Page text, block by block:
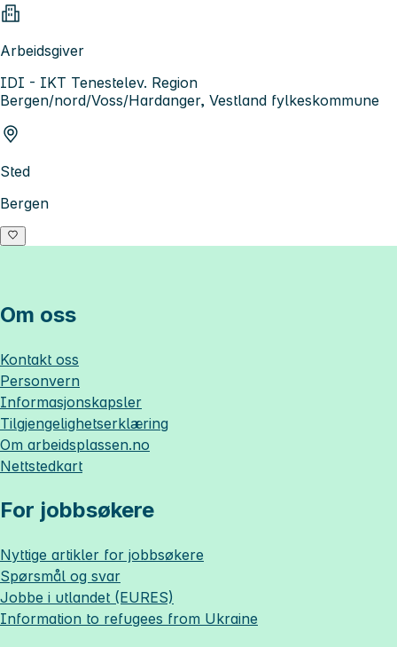
Arbeidsgiver
IDI - IKT Tenestelev. Region
Bergen/nord/Voss/Hardanger, Vestland fylkeskommune
Sted
Bergen
Om oss
Kontakt oss
Personvern
Informasjonskapsler
Tilgjengelighetserklæring
Om arbeidsplassen.no
Nettstedkart
For jobbsøkere
Nyttige artikler for jobbsøkere
Spørsmål og svar
Jobbe i utlandet (EURES)
Information to refugees from Ukraine